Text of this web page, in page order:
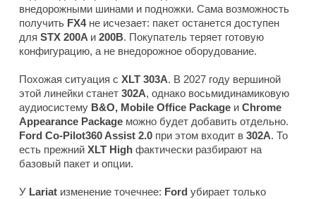
внедорожными шинами и подножки. Сама возможность
получить FX4не исчезает: пакет останется доступен
для STX 200A и 200B. Покупатель теряет готовую
конфигурацию, а не внедорожное оборудование.
Похожая ситуация с XLT 303A. В 2027 году вершиной
этой линейки станет 302A, однако восьмидинамиковую
аудиосистему B&O, Mobile Office Package и Chrome
Appearance Package можно будет добавить отдельно.
Ford Co-Pilot360 Assist 2.0 при этом входит в 302A. То
есть прежний XLT High фактически разбирают на
базовый пакет и опции.
У Lariat изменение точечнее: Ford убирает только